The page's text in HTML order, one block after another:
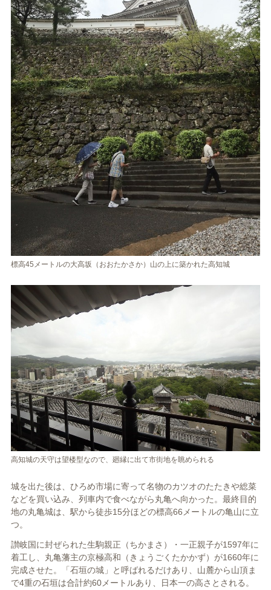
標高45メートルの大高坂（おおたかさか）山の上に築かれた高知城
高知城の天守は望楼型なので、廻縁に出て市街地を眺められる
城を出た後は、ひろめ市場に寄って名物のカツオのたたきや総菜
などを買い込み、列車内で食べながら丸亀へ向かった。最終目的
地の丸亀城は、駅から徒歩15分ほどの標高66メートルの亀山に立
つ。
讃岐国に封ぜられた生駒親正（ちかまさ）・一正親子が1597年に
着工し、丸亀藩主の京極高和（きょうごくたかかず）が1660年に
完成させた。「石垣の城」と呼ばれるだけあり、山麓から山頂ま
で4重の石垣は合計約60メートルあり、日本一の高さとされる。